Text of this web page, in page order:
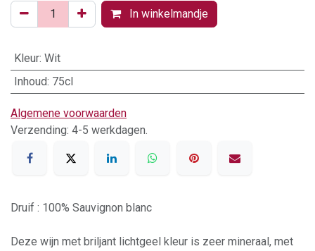
In winkelmandje
Kleur: Wit
Inhoud: 75cl
Algemene voorwaarden
Verzending: 4-5 werkdagen.
Druif : 100% Sauvignon blanc
Deze wijn met briljant lichtgeel kleur is zeer mineraal, met